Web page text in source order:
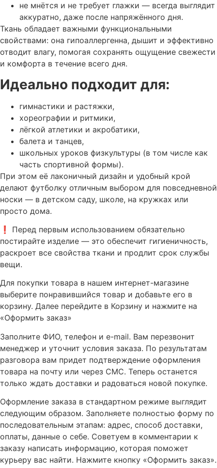
не мнётся и не требует глажки — всегда выглядит
аккуратно, даже после напряжённого дня.
Ткань обладает важными функциональными
свойствами: она гипоаллергенна, дышит и эффективно
отводит влагу, помогая сохранять ощущение свежести
и комфорта в течение всего дня.
Идеально подходит для:
гимнастики и растяжки,
хореографии и ритмики,
лёгкой атлетики и акробатики,
балета и танцев,
школьных уроков физкультуры (в том числе как
часть спортивной формы).
При этом её лаконичный дизайн и удобный крой
делают футболку отличным выбором для повседневной
носки — в детском саду, школе, на кружках или
просто дома.
❗ Перед первым использованием обязательно
постирайте изделие — это обеспечит гигиеничность,
раскроет все свойства ткани и продлит срок службы
вещи.
Для покупки товара в нашем интернет-магазине
выберите понравившийся товар и добавьте его в
корзину. Далее перейдите в Корзину и нажмите на
«Оформить заказ»
Заполните ФИО, телефон и e-mail. Вам перезвонит
менеджер и уточнит условия заказа. По результатам
разговора вам придет подтверждение оформления
товара на почту или через СМС. Теперь останется
только ждать доставки и радоваться новой покупке.
Оформление заказа в стандартном режиме выглядит
следующим образом. Заполняете полностью форму по
последовательным этапам: адрес, способ доставки,
оплаты, данные о себе. Советуем в комментарии к
заказу написать информацию, которая поможет
курьеру вас найти. Нажмите кнопку «Оформить заказ».